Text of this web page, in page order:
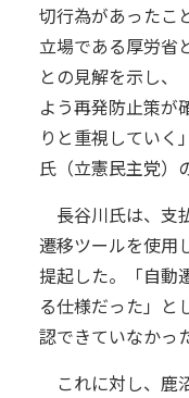
切行為があったこ
立場である厚労省
との見解を示し、
よう再発防止策が
りと重視していく
氏（立憲民主党）
長谷川氏は、支
遷移ツールを使用
提起した。「自動
る仕様だった」と
認できていなかっ
これに対し、鹿